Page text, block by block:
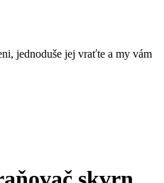
jednoduše jej vraťte a my vám